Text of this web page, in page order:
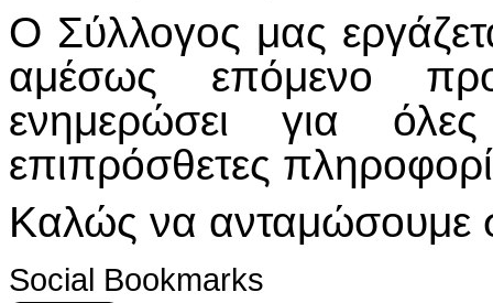
Ο Σύλλογος μας
αμέσως επόμενο
ενημερώσει για
επιπρόσθετες
Καλώς να ανταμώσουμε
Social Bookmarks